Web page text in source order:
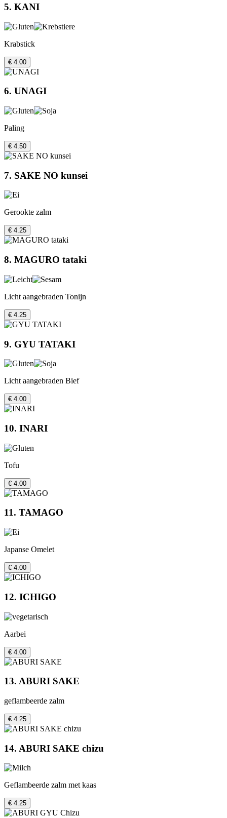
5. KANI
Krabstick
€ 4.00
6. UNAGI
Paling
€ 4.50
7. SAKE NO kunsei
Gerookte zalm
€ 4.25
8. MAGURO tataki
Licht aangebraden Tonijn
€ 4.25
9. GYU TATAKI
Licht aangebraden Bief
€ 4.00
10. INARI
Tofu
€ 4.00
11. TAMAGO
Japanse Omelet
€ 4.00
12. ICHIGO
Aarbei
€ 4.00
13. ABURI SAKE
geflambeerde zalm
€ 4.25
14. ABURI SAKE chizu
Geflambeerde zalm met kaas
€ 4.25